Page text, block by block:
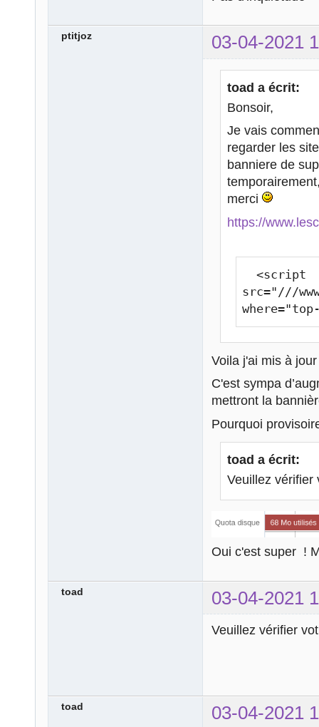
ptitjoz 03-04-2021
toad a écrit:
Bonsoir,
Je vais
regarder les
banniere de
merci
https://
  <script
src="///
Voila j'ai mis à
C'est sympa
mettront la
Pourquoi
toad a écrit:
Veuillez
Oui c'est super !
toad 03-04-2021
Veuillez vérifier
toad 03-04-2021